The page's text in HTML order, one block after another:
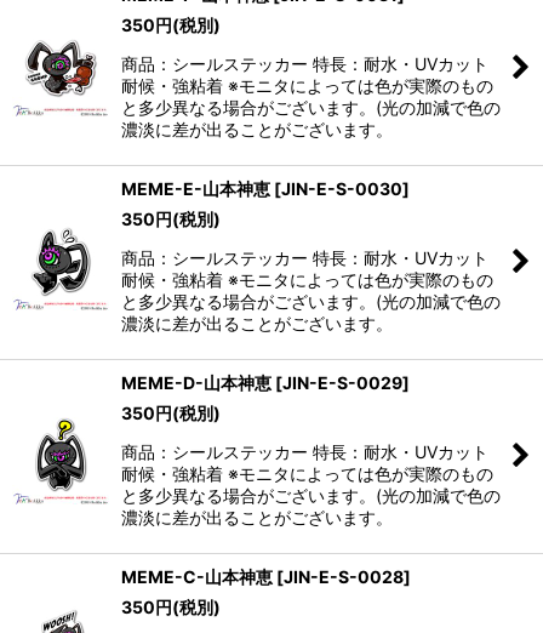
350円(税別)
商品：シールステッカー 特長：耐水・UVカット
耐候・強粘着 ※モニタによっては色が実際のもの
と多少異なる場合がございます。(光の加減で色の
濃淡に差が出ることがございます。
MEME-E-山本神恵 [JIN-E-S-0030]
350円(税別)
商品：シールステッカー 特長：耐水・UVカット
耐候・強粘着 ※モニタによっては色が実際のもの
と多少異なる場合がございます。(光の加減で色の
濃淡に差が出ることがございます。
MEME-D-山本神恵 [JIN-E-S-0029]
350円(税別)
商品：シールステッカー 特長：耐水・UVカット
耐候・強粘着 ※モニタによっては色が実際のもの
と多少異なる場合がございます。(光の加減で色の
濃淡に差が出ることがございます。
MEME-C-山本神恵 [JIN-E-S-0028]
350円(税別)